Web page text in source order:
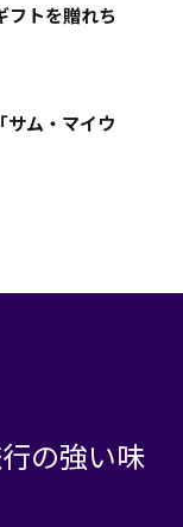
フトを贈れち
サム・マイウ
の強い味